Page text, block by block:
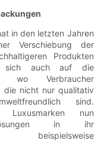
in den letzten Jahren
Verschiebung der
Produkten
sich auch auf die
wo Verbraucher
die nicht nur qualitativ
sind.
Luxusmarken nun
in ihr
beispielsweise